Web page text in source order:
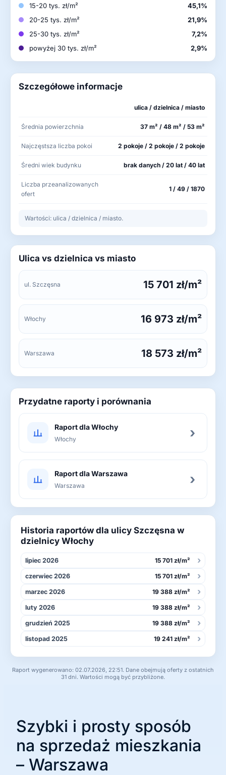
15-20 tys. zł/m²
45,1%
20-25 tys. zł/m²
21,9%
25-30 tys. zł/m²
7,2%
powyżej 30 tys. zł/m²
2,9%
Szczegółowe informacje
ulica / dzielnica / miasto
Średnia powierzchnia 37 m² / 48 m² / 53 m²
Najczęstsza liczba pokoi 2 pokoje / 2 pokoje / 2 pokoje
Średni wiek budynku brak danych / 20 lat / 40 lat
Liczba przeanalizowanych
ofert
1 / 49 / 1870
Wartości: ulica / dzielnica / miasto.
Ulica vs dzielnica vs miasto
ul. Szczęsna 15 701 zł/m²
Włochy 16 973 zł/m²
Warszawa 18 573 zł/m²
Przydatne raporty i porównania
Raport dla Włochy
Włochy ›
Raport dla Warszawa
Warszawa ›
Historia raportów dla ulicy Szczęsna w
dzielnicy Włochy
lipiec 2026 15 701 zł/m² ›
czerwiec 2026 15 701 zł/m² ›
marzec 2026 19 388 zł/m² ›
luty 2026 19 388 zł/m² ›
grudzień 2025 19 388 zł/m² ›
listopad 2025 19 241 zł/m² ›
Raport wygenerowano: 02.07.2026, 22:51. Dane obejmują oferty z ostatnich
31 dni. Wartości mogą być przybliżone.
Szybki i prosty sposób
na sprzedaż mieszkania
– Warszawa